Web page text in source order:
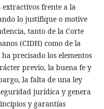
frente a la
lo justifique o motive
tanto de la Corte
(CIDH) como de la
precisado los elementos
previo, la buena fe y
la falta de una ley
jurídica y genera
y garantías